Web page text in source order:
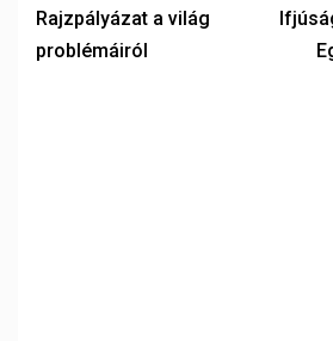
Rajzpályázat a világ
problémáiról